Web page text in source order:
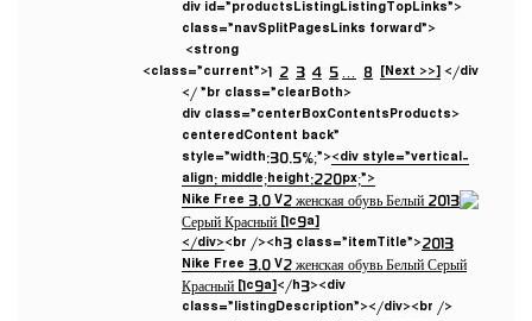
<div id=”productsListingListingTopLinks”
class=”navSplitPagesLinks forward”>
<strong
class=”current”>1 2 3 4 5 8 [Next >>] </div>
<br class=”clearBoth” />
<div class=”centerBoxContentsProducts
centeredContent back”
style=”width:30.5%;”><div style=”vertical-
align: middle;height:220px;”>
</div><br /><h3 class=”itemTitle”>2013
Nike Free 3.0 V2 женская обувь Белый Серый
Красный [1c9a]</h3><div
class=”listingDescription”></div><br />